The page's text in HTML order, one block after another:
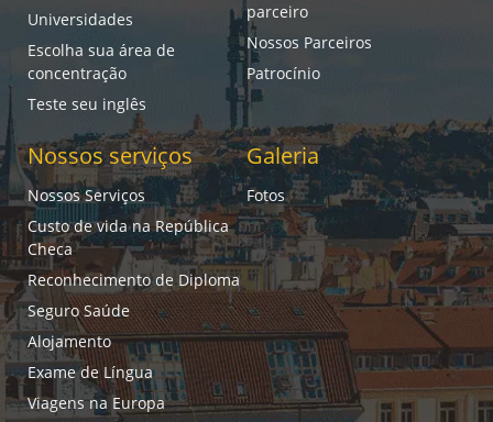
Universidades
Escolha sua área de
concentração
Teste seu inglês
parceiro
Nossos Parceiros
Patrocínio
Nossos serviços
Nossos Serviços
Custo de vida na República
Checa
Reconhecimento de Diploma
Seguro Saúde
Alojamento
Exame de Língua
Viagens na Europa
Galeria
Fotos